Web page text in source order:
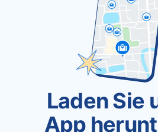
Laden Sie
App